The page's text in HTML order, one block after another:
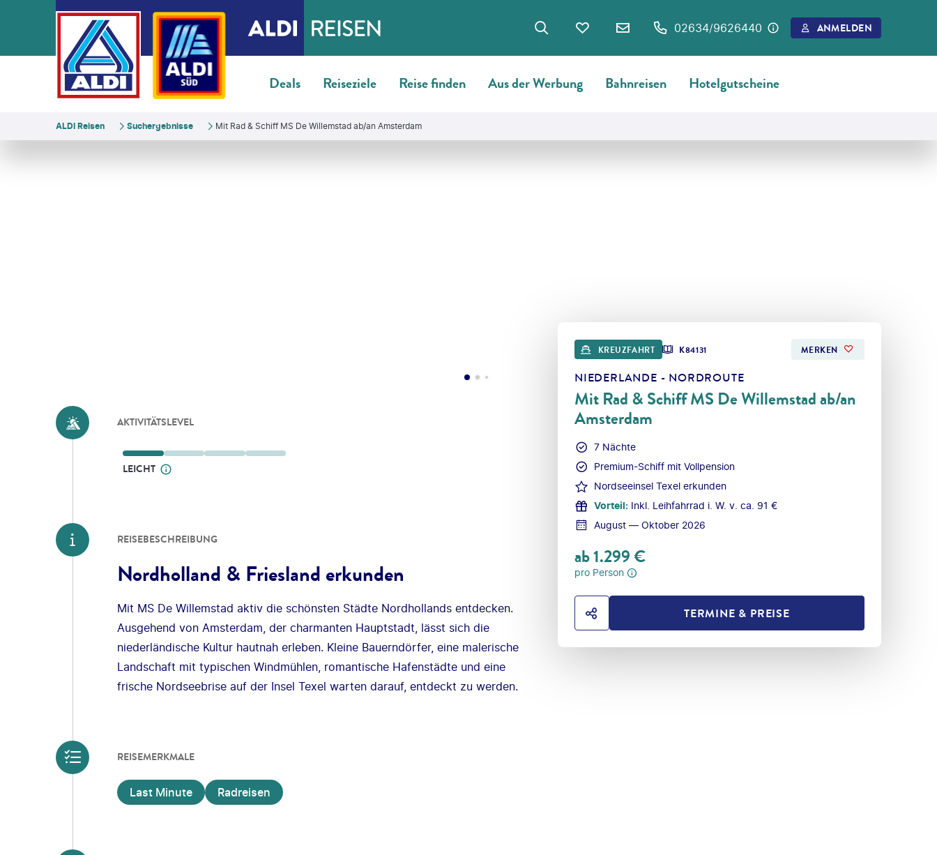
02634/9626440 ANMELDEN
Deals Reiseziele Reise finden Aus der Werbung Bahnreisen Hotelgutscheine
ALDI Reisen Suchergebnisse Mit Rad & Schiff MS De Willemstad ab/an Amsterdam
KREUZFAHRT K84131 MERKEN
NIEDERLANDE - NORDROUTE
Mit Rad & Schiff MS De Willemstad ab/an
Amsterdam
7 Nächte
Premium-Schiff mit Vollpension
Nordseeinsel Texel erkunden
Vorteil: Inkl. Leihfahrrad i. W. v. ca. 91 €
August — Oktober 2026
ab1.299€
pro Person
TERMINE & PREISE
AKTIVITÄTSLEVEL
LEICHT
REISEBESCHREIBUNG
Nordholland & Friesland erkunden
Mit MS De Willemstad aktiv die schönsten Städte Nordhollands entdecken.
Ausgehend von Amsterdam, der charmanten Hauptstadt, lässt sich die
niederländische Kultur hautnah erleben. Kleine Bauerndörfer, eine malerische
Landschaft mit typischen Windmühlen, romantische Hafenstädte und eine
frische Nordseebrise auf der Insel Texel warten darauf, entdeckt zu werden.
REISEMERKMALE
Last Minute Radreisen